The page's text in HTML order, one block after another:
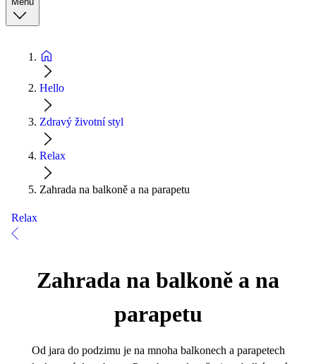
Hello
Zdravý životní styl
Relax
Zahrada na balkoně a na parapetu
Relax
Zahrada na balkoně a na
parapetu
Od jara do podzimu je na mnoha balkonech a parapetech